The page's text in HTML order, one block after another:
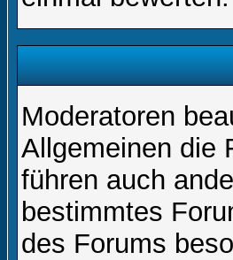
Moderatoren
Allgemeinen die
führen auch
bestimmtes
des Forums